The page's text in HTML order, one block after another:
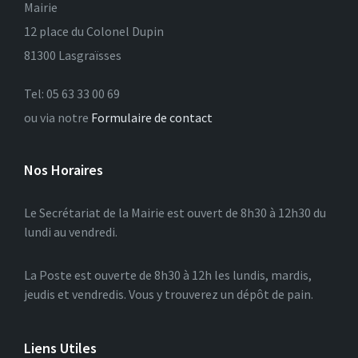
Mairie
12 place du Colonel Dupin
81300 Lasgraïsses
Tel: 05 63 33 00 69
ou via notre Formulaire de contact
Nos Horaires
Le Secrétariat de la Mairie est ouvert de 8h30 à 12h30 du
lundi au vendredi.
La Poste est ouverte de 8h30 à 12h les lundis, mardis,
jeudis et vendredis. Vous y trouverez un dépôt de pain.
Liens Utiles